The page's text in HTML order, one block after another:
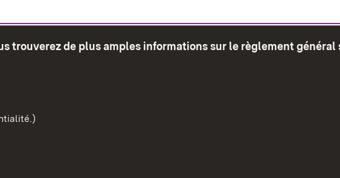
trouverez de plus amples informations sur le règlement